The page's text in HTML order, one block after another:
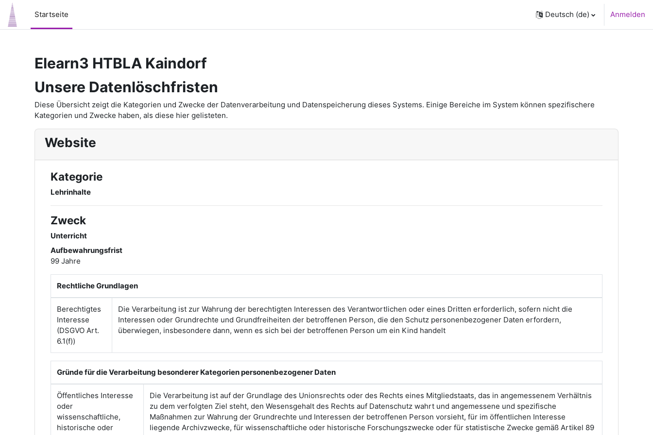
Zum Hauptinhalt
Startseite
Deutsch ‎(de)‎ Anmelden
Elearn3 HTBLA Kaindorf
Unsere Datenlöschfristen
Diese Übersicht zeigt die Kategorien und Zwecke der Datenverarbeitung und Datenspeicherung dieses Systems. Einige Bereiche im System können spezifischere
Kategorien und Zwecke haben, als diese hier gelisteten.
Website
Kategorie
Lehrinhalte
Zweck
Unterricht
Aufbewahrungsfrist
99 Jahre
Rechtliche Grundlagen
Berechtigtes
Interesse
(DSGVO Art.
6.1(f))
Die Verarbeitung ist zur Wahrung der berechtigten Interessen des Verantwortlichen oder eines Dritten erforderlich, sofern nicht die
Interessen oder Grundrechte und Grundfreiheiten der betroffenen Person, die den Schutz personenbezogener Daten erfordern,
überwiegen, insbesondere dann, wenn es sich bei der betroffenen Person um ein Kind handelt
Gründe für die Verarbeitung besonderer Kategorien personenbezogener Daten
Öffentliches Interesse
oder
wissenschaftliche,
historische oder
Die Verarbeitung ist auf der Grundlage des Unionsrechts oder des Rechts eines Mitgliedstaats, das in angemessenem Verhältnis
zu dem verfolgten Ziel steht, den Wesensgehalt des Rechts auf Datenschutz wahrt und angemessene und spezifische
Maßnahmen zur Wahrung der Grundrechte und Interessen der betroffenen Person vorsieht, für im öffentlichen Interesse
liegende Archivzwecke, für wissenschaftliche oder historische Forschungszwecke oder für statistische Zwecke gemäß Artikel 89